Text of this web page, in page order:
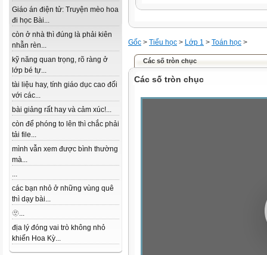
Giáo án điện tử: Truyện mèo hoa
đi học Bài...
còn ở nhà thì đúng là phải kiên
nhẫn rèn...
kỹ năng quan trọng, rõ ràng ở
lớp bé tự...
tài liệu hay, tính giáo dục cao đối
với các...
bài giảng rất hay và cảm xúc!...
còn để phóng to lên thì chắc phải
tải file...
mình vẫn xem được bình thường
mà...
...
các bạn nhỏ ở những vùng quê
thì dạy bài...
🫥...
địa lý đóng vai trò không nhỏ
khiến Hoa Kỳ...
Gốc > Tiểu học > Lớp 1 > Toán học >
Các số tròn chục
Các số tròn chục